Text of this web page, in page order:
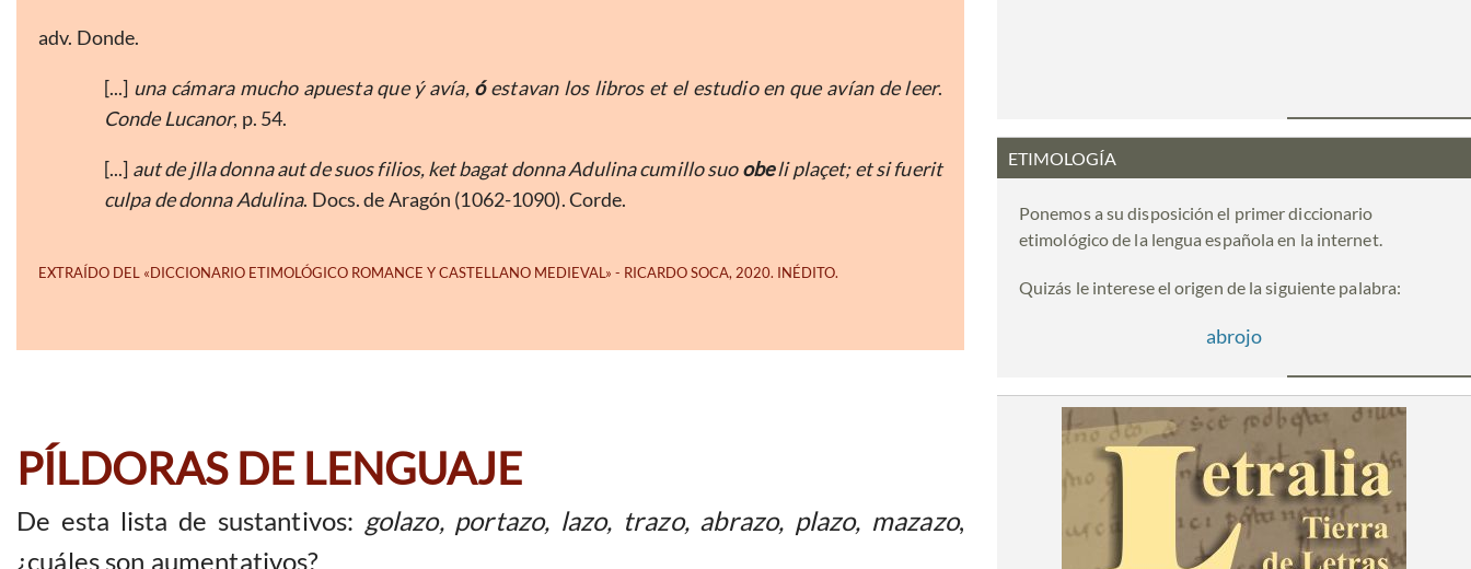
adv. Donde.
[...] una cámara mucho apuesta que ý avía, óestavan los libros et el estudio en que avían de leer.
Conde Lucanor, p. 54.
[...] aut de jlla donna aut de suos filios, ket bagat donna Adulina cumillo suoobeli plaçet; et si fuerit
culpa de donna Adulina. Docs. de Aragón (1062-1090). Corde.
PÍLDORAS DE LENGUAJE
De esta lista de sustantivos: golazo, portazo, lazo, trazo, abrazo, plazo, mazazo,
¿cuáles son aumentativos?
ETIMOLOGÍA
Ponemos a su disposición el primer diccionario
etimológico de la lengua española en la internet.
Quizás le interese el origen de la siguiente palabra:
abrojo